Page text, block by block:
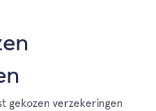
gekozen verzekeringen